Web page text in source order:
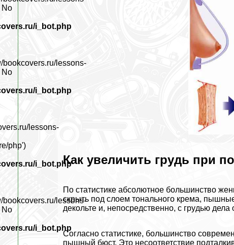
Как увеличить гpyдь при
По статистике абсолютное большинство
скрыть под слоем тонального крема,
декольте и, непосредственно, с гpyдью
Согласно статистике, большинство
пышный бюcт. Это несоответствие
No
i_bot.php
lessons-
No
i_bot.php
lessons-
php')
i_bot.php
lessons-
No
i_bot.php